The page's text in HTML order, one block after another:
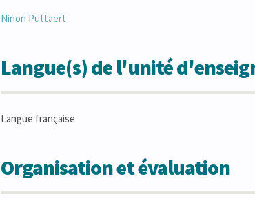
Ninon Puttaert
Langue(s) de l'unité
Langue française
Organisation et évaluation